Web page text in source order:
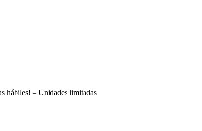
hábiles! – Unidades limitadas